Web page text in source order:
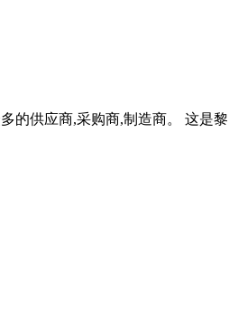
供应商,采购商,制造商。 这是